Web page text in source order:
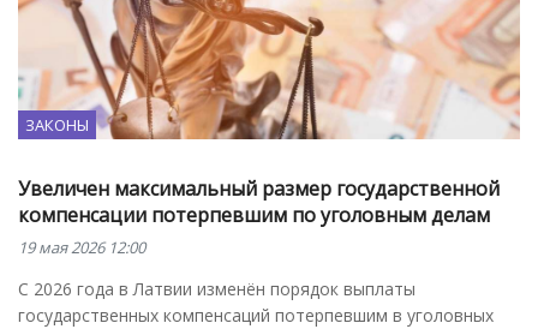
ЗАКОНЫ
Увеличен максимальный размер государственной
компенсации потерпевшим по уголовным делам
19 мая 2026 12:00
С 2026 года в Латвии изменён порядок выплаты
государственных компенсаций потерпевшим в уголовных